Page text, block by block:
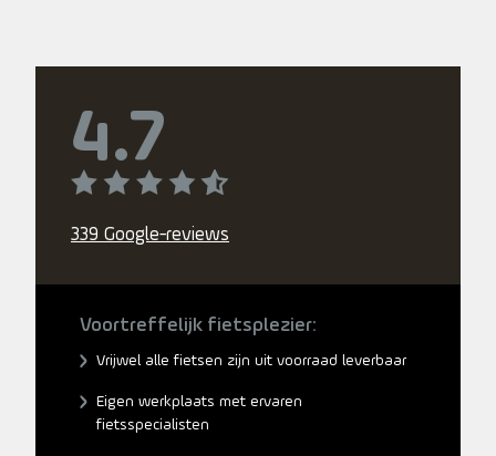
4.7
339 Google-reviews
Voortreffelijk fietsplezier:
Vrijwel alle fietsen zijn uit voorraad leverbaar
Eigen werkplaats met ervaren
fietsspecialisten